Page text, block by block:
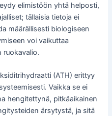
elimistöön yhtä helposti,
tällaisia tietoja ei
määrällisesti biologiseen
voi vaikuttaa
ruokavalio.
(ATH) erittyy
Vaikka se ei
hengitettynä, pitkäaikainen
ärsytystä, ja sitä